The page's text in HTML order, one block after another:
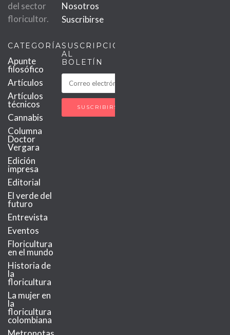
del sector
floricultor.
Nosotros
Suscribirse
CATEGORÍAS
Apunte
filosófico
Artículos
Artículos
técnicos
Cannabis
Columna
Doctor
Vergara
Edición
impresa
Editorial
El verde del
futuro
Entrevista
Eventos
Floricultura
en el mundo
Historia de
la
floricultura
La mujer en
la
floricultura
colombiana
SUSCRIPCIÓN
AL
BOLETÍN